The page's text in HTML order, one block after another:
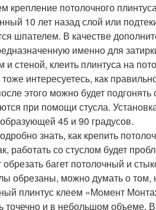
крепление потолочного
10 лет назад слой или
шпателем. В качестве
именно для
и стеной, клеить плинтуса на
интересуетесь, как
этого можно будет
при помощи стусла.
45 и 90 градусов.
знать, как крепить
работать со стуслом будет
багет потолочный и
обрезаны, можно думать о том,
плинтус клеем «Момент
точечно и в небольшом объеме.